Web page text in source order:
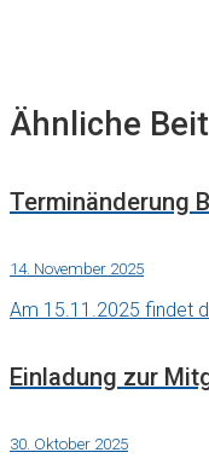
Ähnliche
Terminänderung
14. November 2025
Am 15.11.2025 findet
Einladung zur
30. Oktober 2025